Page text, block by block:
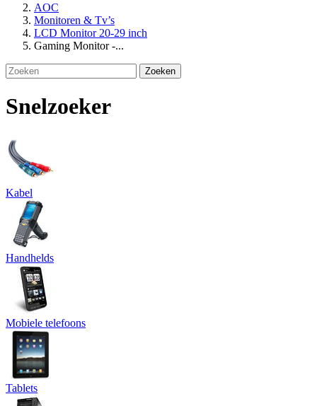
AOC
Monitoren & Tv’s
LCD Monitor 20-29 inch
Gaming Monitor -...
Zoeken
Snelzoeker
Kabel
Handhelds
Mobiele telefoons
Tablets